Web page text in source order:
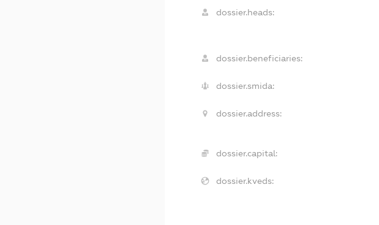
dossier.heads:
dossier.beneficiaries:
dossier.smida:
dossier.address:
dossier.capital:
dossier.kveds: